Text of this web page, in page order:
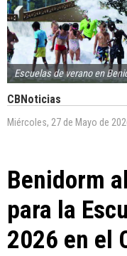
Escuelas de verano en
CBNoticias
Miércoles, 27 de Mayo de
Benidorm
para la
2026 en el